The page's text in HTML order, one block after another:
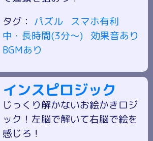
タグ： パズル
スマホ有利
中・長時間(3分～)
効果音あり
BGMあり
インスピロジック
じっくり解かないお絵かきロジ
ック！左脳で解いて右脳で絵を
感じろ！